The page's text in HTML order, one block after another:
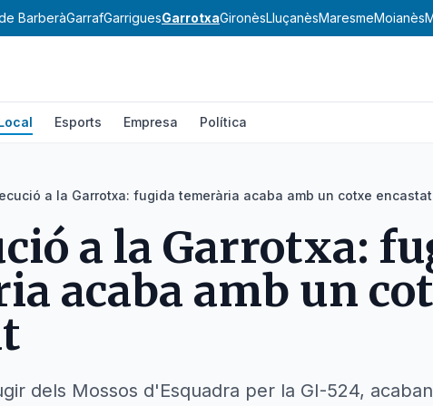
BarberàGarrafGarriguesGarrotxaGironèsLluçanèsMaresmeMoianès
Esports Empresa Política
a la Garrotxa: fugida temerària acaba amb un cotxe encastat
a la Garrotxa:
acaba amb un
dels Mossos d'Esquadra per la GI-524,